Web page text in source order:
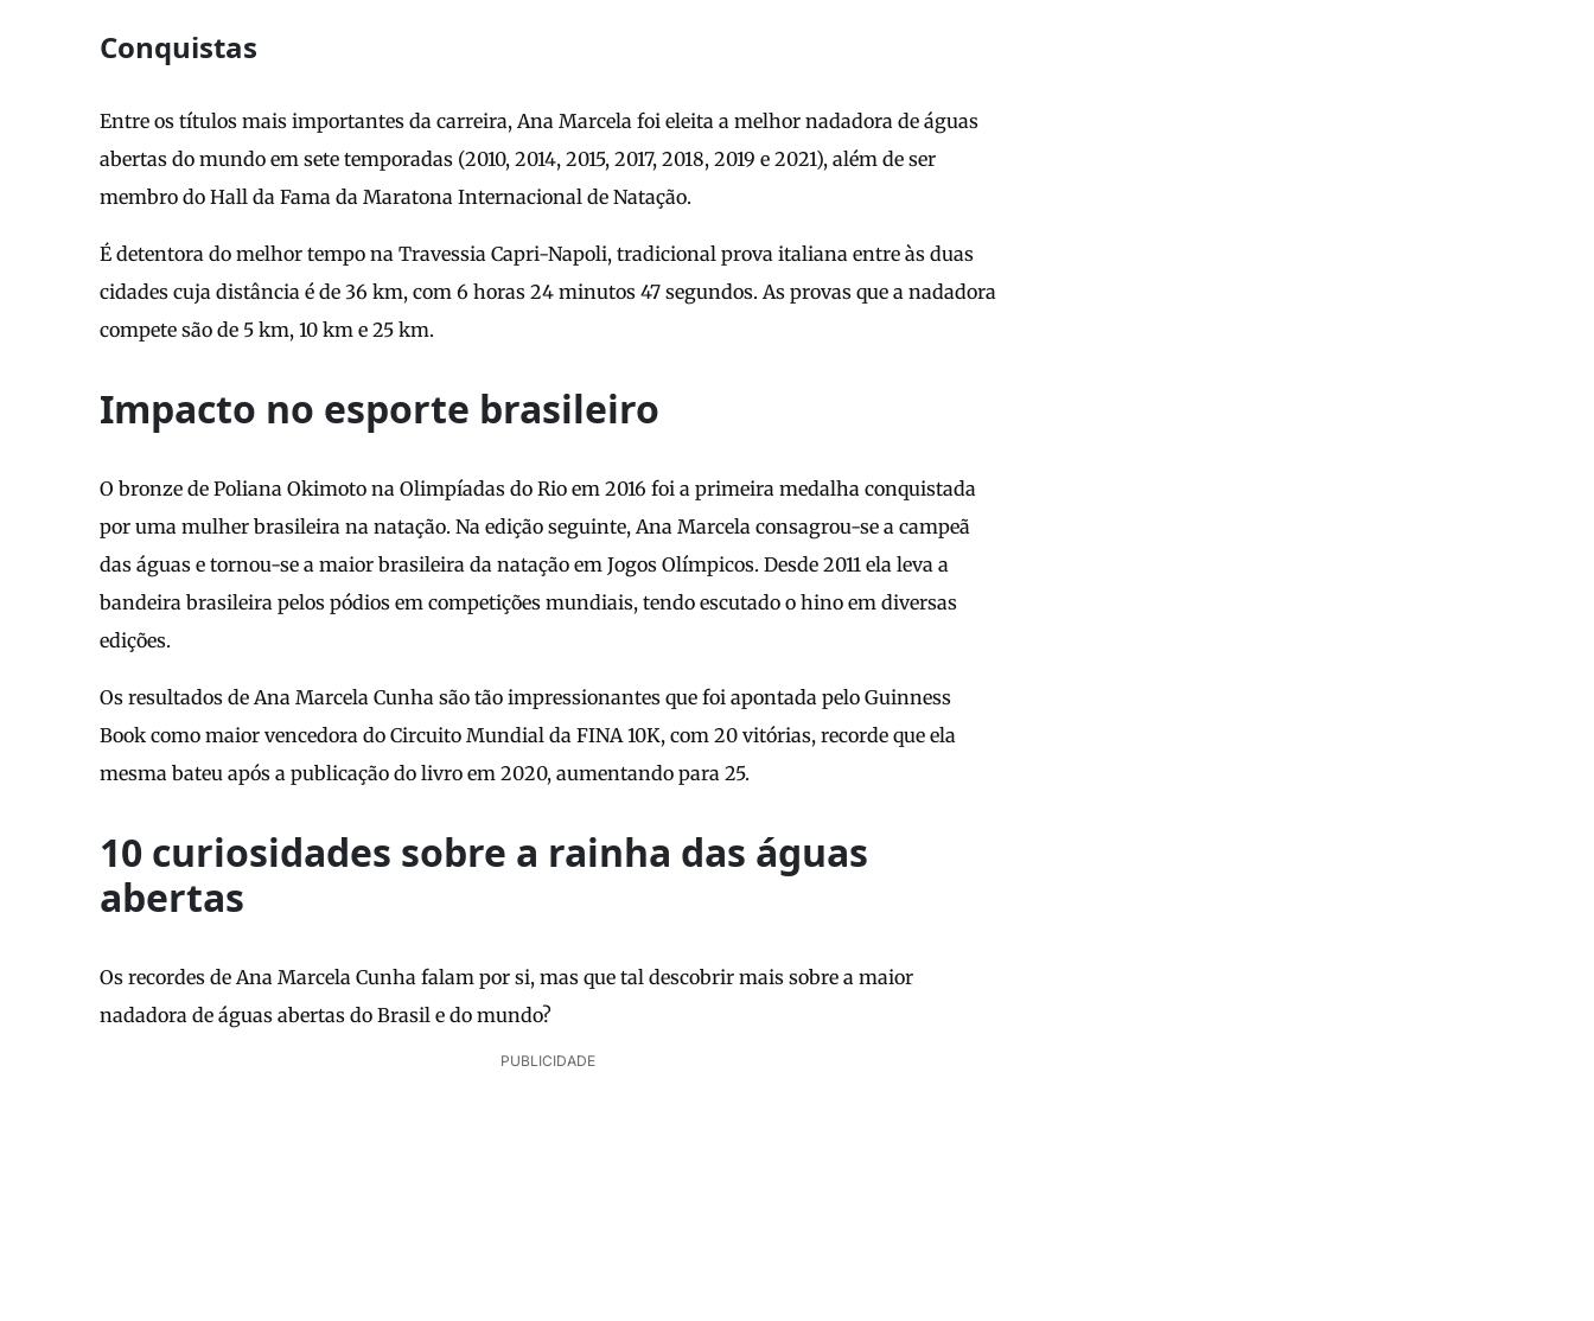
Conquistas
Entre os títulos mais importantes da carreira, Ana Marcela foi eleita a melhor nadadora de águas
abertas do mundo em sete temporadas (2010, 2014, 2015, 2017, 2018, 2019 e 2021), além de ser
membro do Hall da Fama da Maratona Internacional de Natação.
É detentora do melhor tempo na Travessia Capri-Napoli, tradicional prova italiana entre às duas
cidades cuja distância é de 36 km, com 6 horas 24 minutos 47 segundos. As provas que a nadadora
compete são de 5 km, 10 km e 25 km.
Impacto no esporte brasileiro
O bronze de Poliana Okimoto na Olimpíadas do Rio em 2016 foi a primeira medalha conquistada
por uma mulher brasileira na natação. Na edição seguinte, Ana Marcela consagrou-se a campeã
das águas e tornou-se a maior brasileira da natação em Jogos Olímpicos. Desde 2011 ela leva a
bandeira brasileira pelos pódios em competições mundiais, tendo escutado o hino em diversas
edições.
Os resultados de Ana Marcela Cunha são tão impressionantes que foi apontada pelo Guinness
Book como maior vencedora do Circuito Mundial da FINA 10K, com 20 vitórias, recorde que ela
mesma bateu após a publicação do livro em 2020, aumentando para 25.
10 curiosidades sobre a rainha das águas
abertas
Os recordes de Ana Marcela Cunha falam por si, mas que tal descobrir mais sobre a maior
nadadora de águas abertas do Brasil e do mundo?
PUBLICIDADE